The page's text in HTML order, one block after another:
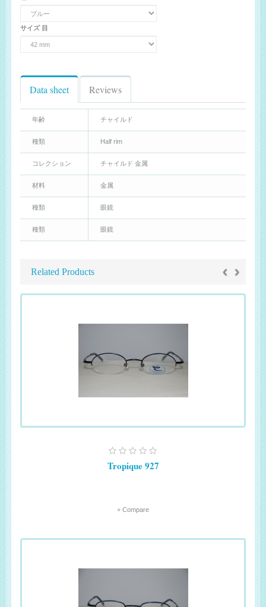
サイズ 目
Data sheet Reviews
年齢 チャイルド
種類 Half rim
コレクション チャイルド 金属
材料 金属
種類 眼鏡
種類 眼鏡
Related Products ‹ ›
Tropique 927
+ Compare